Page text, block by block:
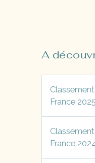
A
France 2025
France